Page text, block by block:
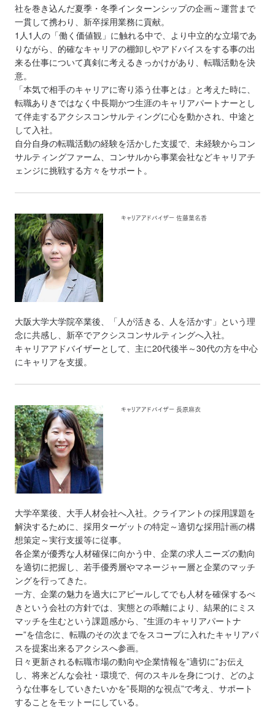
社を巻き込んだ夏季・冬季インターンシップの企画～運営まで
一貫して携わり、新卒採用業務に貢献。
1人1人の「働く価値観」に触れる中で、より中立的な立場であ
りながら、的確なキャリアの棚卸しやアドバイスをする事の出
来る仕事について真剣に考えるきっかけがあり、転職活動を決
意。
「本気で相手のキャリアに寄り添う仕事とは」と考えた時に、
転職ありきではなく中長期かつ生涯のキャリアパートナーとし
て伴走するアクシスコンサルティングに心を動かされ、中途と
して入社。
自分自身の転職活動の経験を活かした支援で、未経験からコン
サルティングファーム、コンサルから事業会社などキャリアチ
ェンジに挑戦する方々をサポート。
キャリアアドバイザー 佐藤葉名香
大阪大学大学院卒業後、「人が活きる、人を活かす」という理
念に共感し、新卒でアクシスコンサルティングへ入社。
キャリアアドバイザーとして、主に20代後半～30代の方を中心
にキャリアを支援。
キャリアアドバイザー 長原麻衣
大学卒業後、大手人材会社へ入社。クライアントの採用課題を
解決するために、採用ターゲットの特定～適切な採用計画の構
想策定～実行支援等に従事。
各企業が優秀な人材確保に向かう中、企業の求人ニーズの動向
を適切に把握し、若手優秀層やマネージャー層と企業のマッチ
ングを行ってきた。
一方、企業の魅力を過大にアピールしてでも人材を確保するべ
きという会社の方針では、実態との乖離により、結果的にミス
マッチを生むという課題感から、”生涯のキャリアパートナ
ー”を信念に、転職のその次までをスコープに入れたキャリアパ
スを提案出来るアクシスへ参画。
日々更新される転職市場の動向や企業情報を”適切に”お伝え
し、将来どんな会社・環境で、何のスキルを身につけ、どのよ
うな仕事をしていきたいかを”長期的な視点”で考え、サポート
することをモットーにしている。